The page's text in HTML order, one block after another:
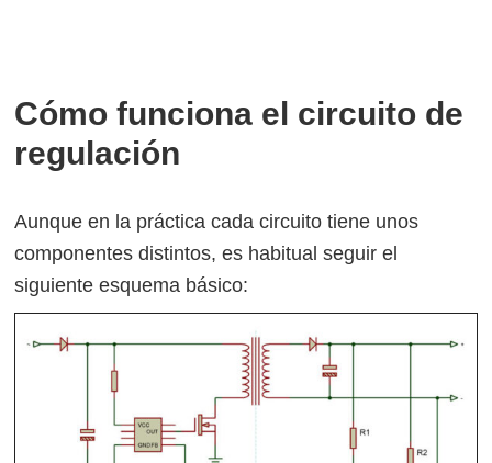
Cómo funciona el circuito de
regulación
Aunque en la práctica cada circuito tiene unos
componentes distintos, es habitual seguir el
siguiente esquema básico: